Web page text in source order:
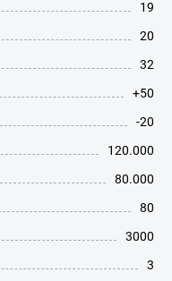
19
20
32
+50
-20
120.000
80.000
80
3000
3